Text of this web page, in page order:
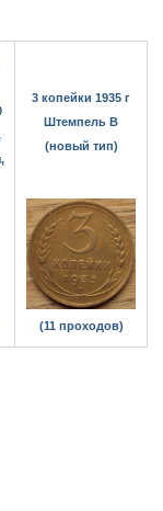
3 копейки 1935 г
Штемпель В
(новый тип)
(11 проходов)